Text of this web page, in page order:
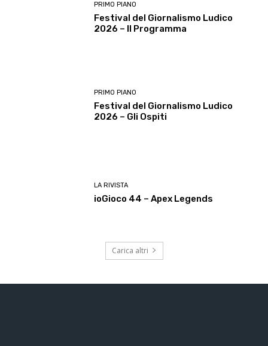
PRIMO PIANO
Festival del Giornalismo Ludico
2026 – Il Programma
PRIMO PIANO
Festival del Giornalismo Ludico
2026 – Gli Ospiti
LA RIVISTA
ioGioco 44 – Apex Legends
Carica altri